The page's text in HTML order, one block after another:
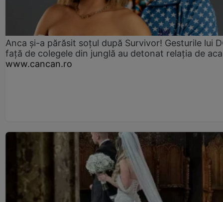
Anca și-a părăsit soțul după Survivor! Gesturile lui
față de colegele din junglă au detonat relația de
www.cancan.ro